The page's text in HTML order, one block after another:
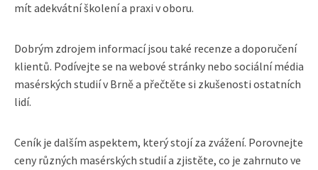
mít adekvátní školení a praxi v oboru.
Dobrým zdrojem informací jsou také recenze a doporučení
klientů. Podívejte se na webové stránky nebo sociální média
masérských studií v Brně a přečtěte si zkušenosti ostatních
lidí.
Ceník je dalším aspektem, který stojí za zvážení. Porovnejte
ceny různých masérských studií a zjistěte, co je zahrnuto ve